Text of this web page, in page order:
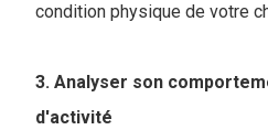
condition physique de votre
3. Analyser son
d'activité